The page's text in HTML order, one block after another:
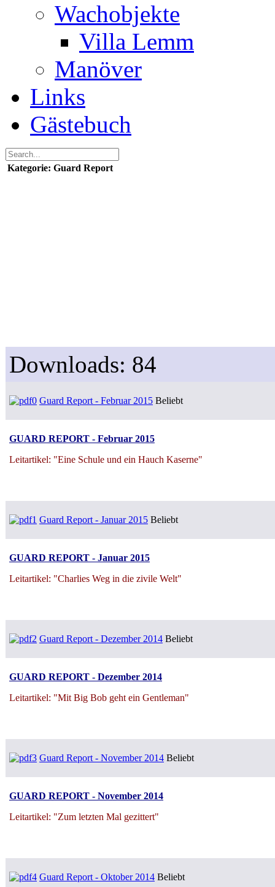
Wachobjekte
Villa Lemm
Manöver
Links
Gästebuch
Kategorie: Guard Report
Downloads: 84
Guard Report - Februar 2015 Beliebt
GUARD REPORT - Februar 2015
Leitartikel: "Eine Schule und ein Hauch Kaserne"
Guard Report - Januar 2015 Beliebt
GUARD REPORT - Januar 2015
Leitartikel: "Charlies Weg in die zivile Welt"
Guard Report - Dezember 2014 Beliebt
GUARD REPORT - Dezember 2014
Leitartikel: "Mit Big Bob geht ein Gentleman"
Guard Report - November 2014 Beliebt
GUARD REPORT - November 2014
Leitartikel: "Zum letzten Mal gezittert"
Guard Report - Oktober 2014 Beliebt